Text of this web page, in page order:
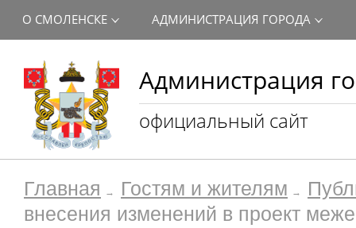
Администрация
официальный сайт
О СМОЛЕНСКЕ АДМИНИСТРАЦИЯ ГОРОДА
Главная Гостям и жителям
внесения изменений в проект